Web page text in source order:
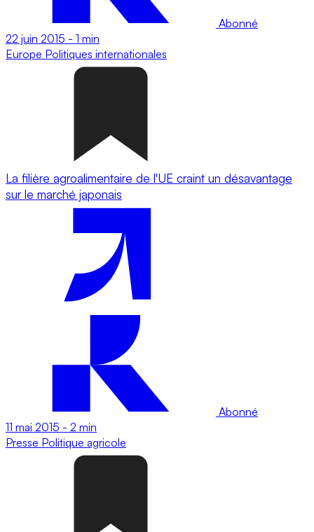
Abonné
22 juin 2015 - 1 min
Europe Politiques internationales
La filière agroalimentaire de l'UE craint un désavantage
sur le marché japonais
Abonné
11 mai 2015 - 2 min
Presse Politique agricole